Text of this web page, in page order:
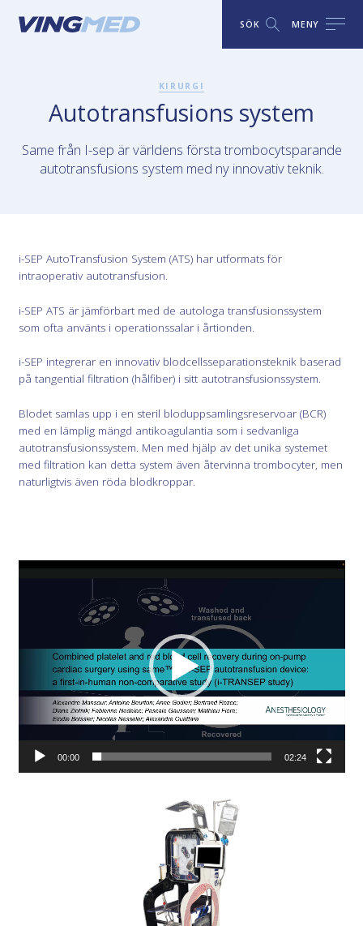
SÖK MENY
KIRURGI
Autotransfusions system
Same från I-sep är världens första trombocytsparande
autotransfusions system med ny innovativ teknik.
i-SEP AutoTransfusion System (ATS) har utformats för
intraoperativ autotransfusion.
i-SEP ATS är jämförbart med de autologa transfusionssystem
som ofta använts i operationssalar i årtionden.
i-SEP integrerar en innovativ blodcellsseparationsteknik baserad
på tangential filtration (hålfiber) i sitt autotransfusionssystem.
Blodet samlas upp i en steril bloduppsamlingsreservoar (BCR)
med en lämplig mängd antikoagulantia som i sedvanliga
autotransfusionssystem. Men med hjälp av det unika systemet
med filtration kan detta system även återvinna trombocyter, men
naturligtvis även röda blodkroppar.
Videospelare
00:00 02:24